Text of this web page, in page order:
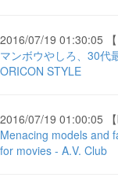
2016/07/19 01:30:05 【
マンボウやしろ、30代
ORICON STYLE
2016/07/19 01:00:05 【
Menacing models and
for movies - A.V. Club